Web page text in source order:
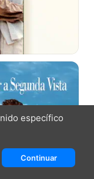
específico
Continuar